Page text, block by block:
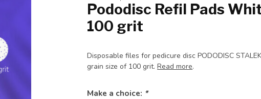
Pododisc Refil Pads
100 grit
Disposable files for pedicure disc PODODISC
grain size of 100 grit.Read more.
Make a choice: *